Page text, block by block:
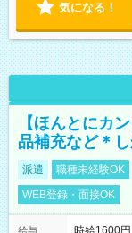
気になる！
【ほんとにカ
品補充など＊
派遣 職種未経験OK
WEB登録・面接OK
給与
時給1600